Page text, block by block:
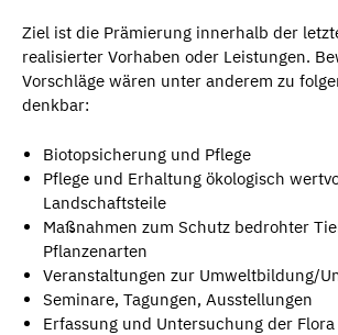
Ziel ist die Prämierung innerhalb der
realisierter Vorhaben oder Leistungen.
Vorschläge wären unter anderem zu
denkbar:
Biotopsicherung und Pflege
Pflege und Erhaltung ökologisch
Landschaftsteile
Maßnahmen zum Schutz bedrohter
Pflanzenarten
Veranstaltungen zur Umweltbildung/
Seminare, Tagungen, Ausstellungen
Erfassung und Untersuchung der Flora